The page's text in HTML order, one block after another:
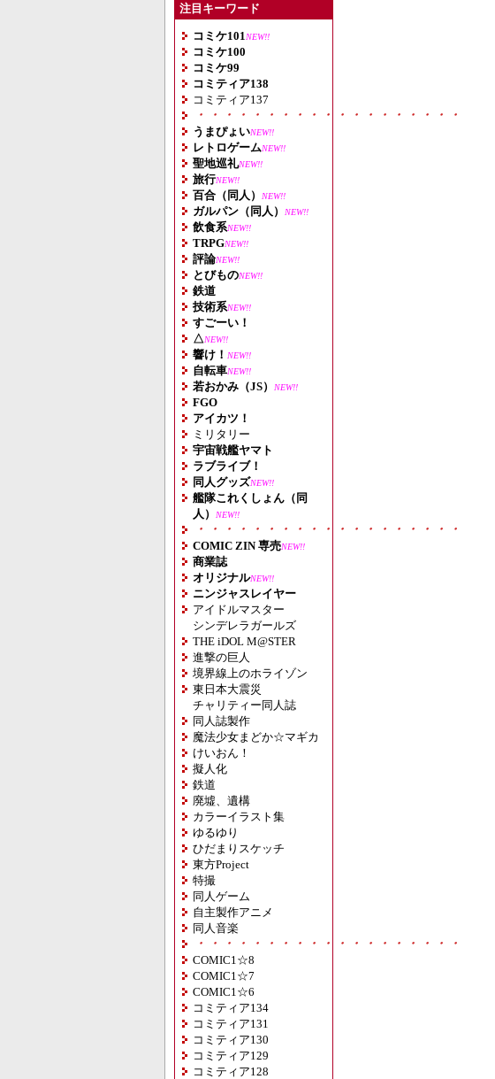
注目キーワード
コミケ101 NEW!!
コミケ100
コミケ99
コミティア138
コミティア137
・・・・・・・・・・・・・・・・・・・
うまぴょいNEW!!
レトロゲームNEW!!
聖地巡礼NEW!!
旅行NEW!!
百合（同人） NEW!!
ガルパン（同人） NEW!!
飲食系NEW!!
TRPGNEW!!
評論NEW!!
とびものNEW!!
鉄道
技術系NEW!!
すごーい！
△NEW!!
響け！ NEW!!
自転車NEW!!
若おかみ（JS） NEW!!
FGO
アイカツ！
ミリタリー
宇宙戦艦ヤマト
ラブライブ！
同人グッズNEW!!
艦隊これくしょん（同
人）
NEW!!
・・・・・・・・・・・・・・・・・・・
COMIC ZIN 専売NEW!!
商業誌
オリジナルNEW!!
ニンジャスレイヤー
アイドルマスター
シンデレラガールズ
THE iDOL M@STER
進撃の巨人
境界線上のホライゾン
東日本大震災
チャリティー同人誌
同人誌製作
魔法少女まどか☆マギカ
けいおん！
擬人化
鉄道
廃墟、遺構
カラーイラスト集
ゆるゆり
ひだまりスケッチ
東方Project
特撮
同人ゲーム
自主製作アニメ
同人音楽
・・・・・・・・・・・・・・・・・・・
COMIC1☆8
COMIC1☆7
COMIC1☆6
コミティア134
コミティア131
コミティア130
コミティア129
コミティア128